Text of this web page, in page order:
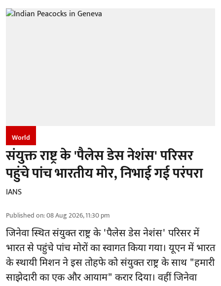
World
संयुक्त राष्ट्र के 'पैलेस डेस नेशंस' परिसर
पहुंचे पांच भारतीय मोर, निभाई गई परंपरा
IANS
Published on:08 Aug 2026, 11:30 pm
जिनेवा स्थितसंयुक्त राष्ट्रके 'पैलेस डेस नेशंस' परिसर में
भारत से पहुंचे पांच मोरों का स्वागत किया गया। यूएन में भारत
के स्थायी मिशन ने इस तोहफे को संयुक्त राष्ट्र के साथ "हमारी
साझेदारी का एक और आयाम" करार दिया। वहीं जिनेवा